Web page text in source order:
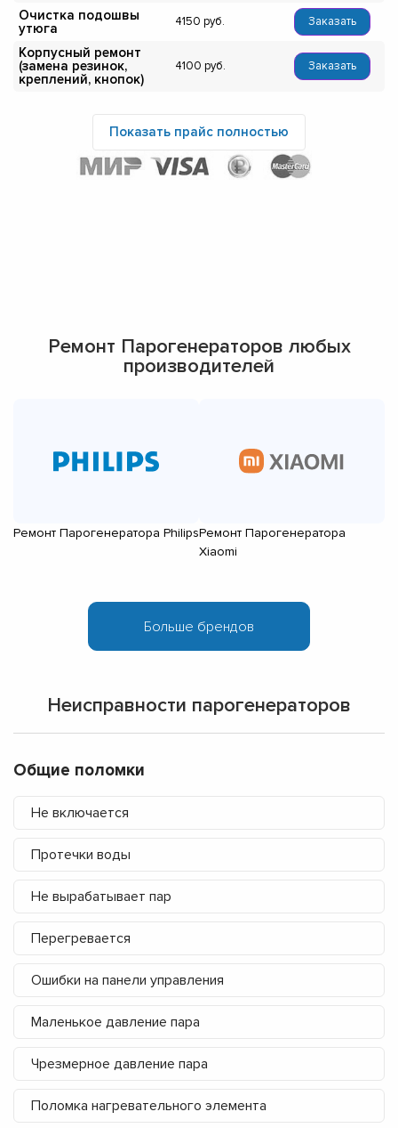
Очистка подошвы
утюга
4150 Заказать
Корпусный ремонт
(замена резинок,
креплений, кнопок)
4100 Заказать
Показать прайс полностью
Ремонт Парогенераторов любых
производителей
Ремонт Парогенератора PhilipsРемонт Парогенератора
Xiaomi
Неисправности парогенераторов
Общие поломки
Не включается
Протечки воды
Не вырабатывает пар
Перегревается
Ошибки на панели управления
Маленькое давление пара
Чрезмерное давление пара
Поломка нагревательного элемента